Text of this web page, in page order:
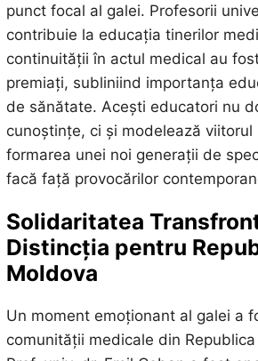
punct focal al galei. Profesorii
contribuie la educația tinerilor
continuității în actul medical au
premiați, subliniind importanța
de sănătate. Acești educatori nu
cunoștințe, ci și modelează viitorul
formarea unei noi generații de
facă față provocărilor
Solidaritatea
Distincția pentru
Moldova
Un moment emoționant al galei a
comunității medicale din